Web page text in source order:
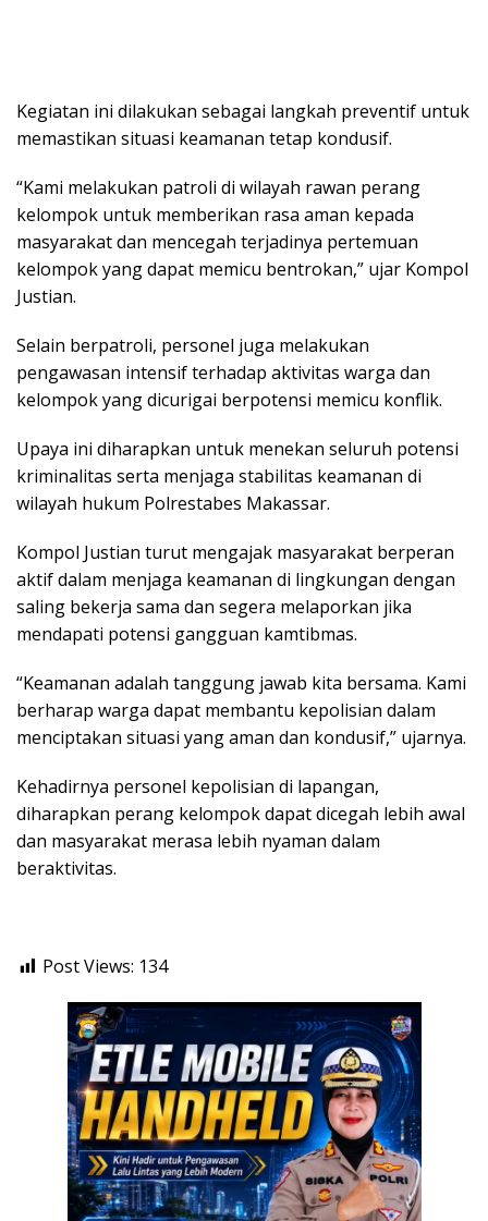
Kegiatan ini dilakukan sebagai langkah preventif untuk
memastikan situasi keamanan tetap kondusif.
“Kami melakukan patroli di wilayah rawan perang
kelompok untuk memberikan rasa aman kepada
masyarakat dan mencegah terjadinya pertemuan
kelompok yang dapat memicu bentrokan,” ujar Kompol
Justian.
Selain berpatroli, personel juga melakukan
pengawasan intensif terhadap aktivitas warga dan
kelompok yang dicurigai berpotensi memicu konflik.
Upaya ini diharapkan untuk menekan seluruh potensi
kriminalitas serta menjaga stabilitas keamanan di
wilayah hukum Polrestabes Makassar.
Kompol Justian turut mengajak masyarakat berperan
aktif dalam menjaga keamanan di lingkungan dengan
saling bekerja sama dan segera melaporkan jika
mendapati potensi gangguan kamtibmas.
“Keamanan adalah tanggung jawab kita bersama. Kami
berharap warga dapat membantu kepolisian dalam
menciptakan situasi yang aman dan kondusif,” ujarnya.
Kehadirnya personel kepolisian di lapangan,
diharapkan perang kelompok dapat dicegah lebih awal
dan masyarakat merasa lebih nyaman dalam
beraktivitas.
Post Views: 134